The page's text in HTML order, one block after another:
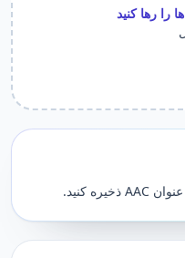
را رها کنید